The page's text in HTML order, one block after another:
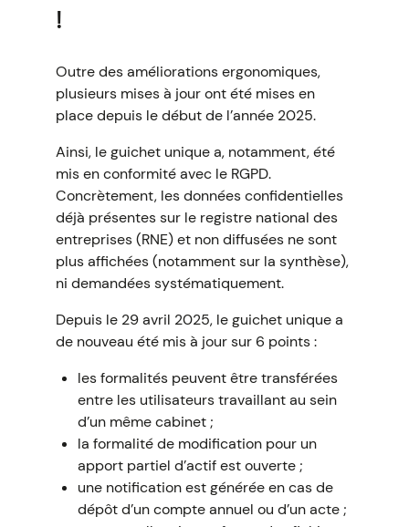
!
Outre des améliorations ergonomiques,
plusieurs mises à jour ont été mises en
place depuis le début de l’année 2025.
Ainsi, le guichet unique a, notamment, été
mis en conformité avec le RGPD.
Concrètement, les données confidentielles
déjà présentes sur le registre national des
entreprises (RNE) et non diffusées ne sont
plus affichées (notamment sur la synthèse),
ni demandées systématiquement.
Depuis le 29 avril 2025, le guichet unique a
de nouveau été mis à jour sur 6 points :
les formalités peuvent être transférées
entre les utilisateurs travaillant au sein
d’un même cabinet ;
la formalité de modification pour un
apport partiel d’actif est ouverte ;
une notification est générée en cas de
dépôt d’un compte annuel ou d’un acte ;